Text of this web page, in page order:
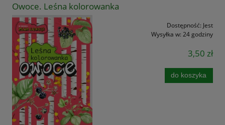
Owoce. Leśna kolorowanka
Dostępność: Jest
Wysyłka w: 24 godziny
3,50 zł
do koszyka